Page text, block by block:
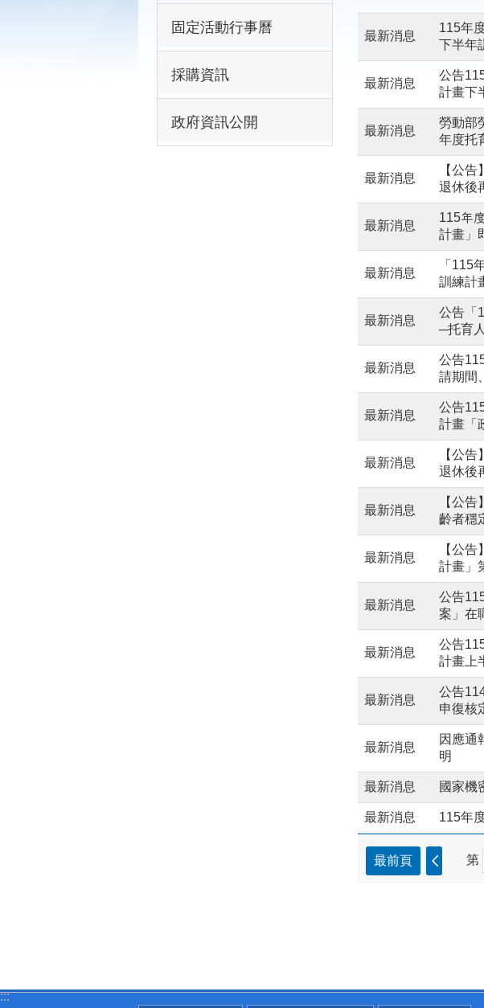
固定活動行事曆
採購資訊
政府資訊公開
最新消息
115年
下半年
最新消息
公告
計畫下
最新消息
勞動部
年度托
最新消息
【公
退休後
最新消息
115年
計畫」
最新消息
「115
訓練計
最新消息
公告「
─托育
最新消息
公告
請期間
最新消息
公告
計畫「
最新消息
【公
退休後
最新消息
【公
齡者穩
最新消息
【公
計畫」
最新消息
公告
案」在
最新消息
公告
計畫上
最新消息
公告
申復核
最新消息
因應通
明
最新消息 國家機
最新消息 115年
最前頁 第
:::